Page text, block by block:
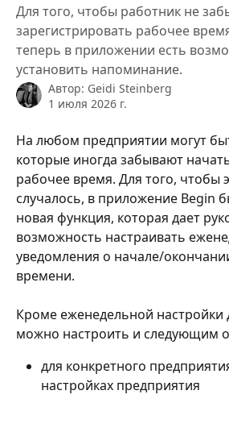
Для того, чтобы работник не
зарегистрировать рабочее
теперь в приложении есть
установить напоминание.
Автор: Geidi Steinberg
1 июля 2026 г.
На любом предприятии могут
которые иногда забывают
рабочее время. Для того, чтобы
случалось, в приложение Begin
новая функция, которая дает
возможность настраивать
уведомления о начале/
времени.
Кроме еженедельной
можно настроить и следующим
для конкретного
настройках предприятия